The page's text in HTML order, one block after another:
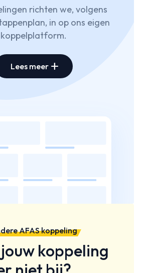
richten we, volgens
in op ons eigen
koppelplatform.
add
Lees meer
AFAS koppeling
koppeling